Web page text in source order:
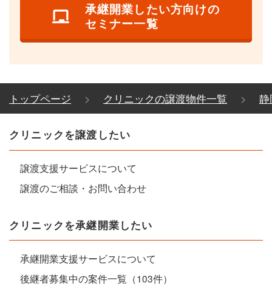
承継開業したい方向けの
セミナー一覧
トップページ クリニックの譲渡物件一覧
クリニックを譲渡したい
譲渡支援サービスについて
譲渡のご相談・お問い合わせ
クリニックを承継開業したい
承継開業支援サービスについて
後継者募集中の案件一覧（103件）